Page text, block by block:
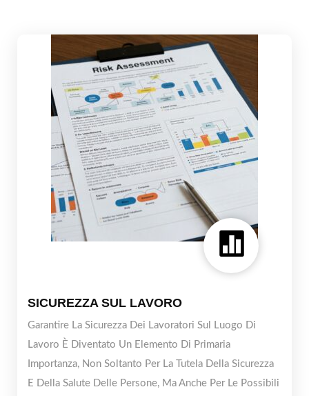

SICUREZZA SUL LAVORO
Garantire La Sicurezza Dei Lavoratori Sul Luogo Di
Lavoro È Diventato Un Elemento Di Primaria
Importanza, Non Soltanto Per La Tutela Della Sicurezza
E Della Salute Delle Persone, Ma Anche Per Le Possibili